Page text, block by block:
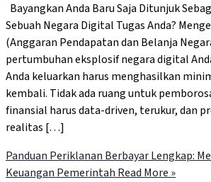
Bayangkan Anda Baru Saja Ditunjuk
Sebuah Negara Digital Tugas Anda?
(Anggaran Pendapatan dan Belanja
pertumbuhan eksplosif negara digital
Anda keluarkan harus menghasilkan
kembali. Tidak ada ruang untuk
finansial harus data-driven, terukur, dan
realitas […]
Panduan Periklanan Berbayar Lengkap:
Keuangan Pemerintah Read More »